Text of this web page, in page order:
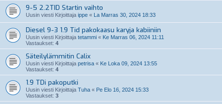
9-5 2.2TID Startin vaihto
Uusin viesti Kirjoittaja ippe « La Marras 30, 2024 18:33
Diesel 9-3 1.9 Tid pakokaasu karyja kabiiniin
Uusin viesti Kirjoittaja tetammi « Ke Marras 06, 2024 11:11
Vastaukset: 4
Säteilylämmitin Calix
Uusin viesti Kirjoittaja petrisa « Ke Loka 09, 2024 13:55
Vastaukset: 4
1.9 TDi pakoputki
Uusin viesti Kirjoittaja Tuha « Pe Elo 16, 2024 15:33
Vastaukset: 3